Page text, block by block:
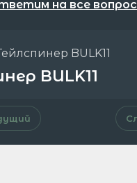
на все
BULK11
BULK11